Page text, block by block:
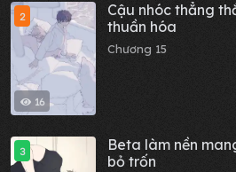
16
2
Cậu nhóc thẳng
thuần hóa
Chương 15
3
Beta làm nền
bỏ trốn